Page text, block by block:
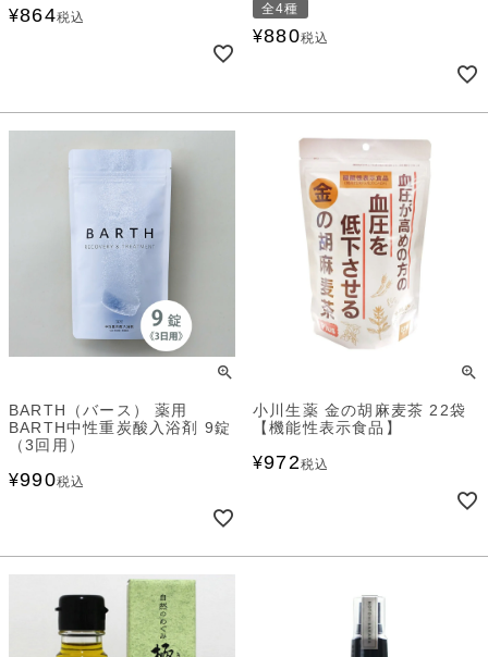
¥864税込
全4種
¥880税込
BARTH（バース） 薬用
BARTH中性重炭酸入浴剤 9錠
（3回用）
¥990税込
小川生薬 金の胡麻麦茶 22袋
【機能性表示食品】
¥972税込